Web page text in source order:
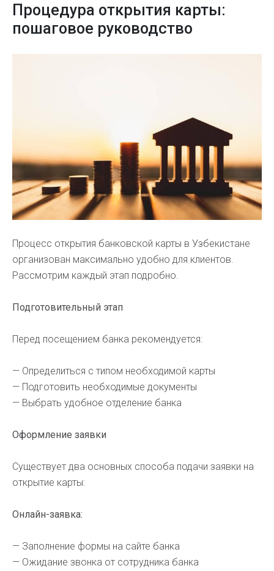
Процедура открытия карты:
пошаговое руководство
Процесс открытия банковской карты в Узбекистане
организован максимально удобно для клиентов.
Рассмотрим каждый этап подробно.
Подготовительный этап
Перед посещением банка рекомендуется:
— Определиться с типом необходимой карты
— Подготовить необходимые документы
— Выбрать удобное отделение банка
Оформление заявки
Существует два основных способа подачи заявки на
открытие карты:
Онлайн-заявка:
— Заполнение формы на сайте банка
— Ожидание звонка от сотрудника банка